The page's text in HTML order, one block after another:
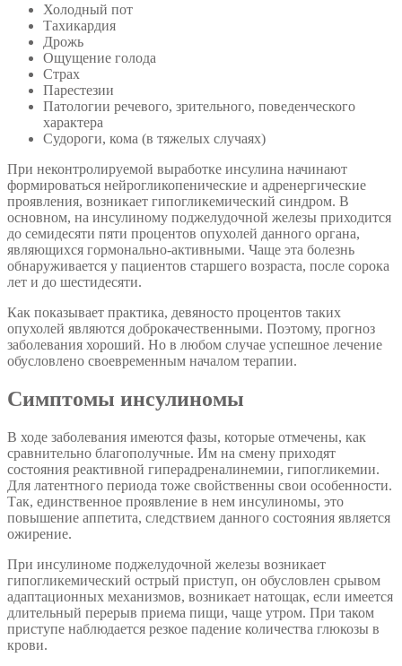
Холодный пот
Тахикардия
Дрожь
Ощущение голода
Страх
Парестезии
Патологии речевого, зрительного, поведенческого
характера
Судороги, кома (в тяжелых случаях)
При неконтролируемой выработке инсулина начинают
формироваться нейрогликопенические и адренергические
проявления, возникает гипогликемический синдром. В
основном, на инсулиному поджелудочной железы приходится
до семидесяти пяти процентов опухолей данного органа,
являющихся гормонально-активными. Чаще эта болезнь
обнаруживается у пациентов старшего возраста, после сорока
лет и до шестидесяти.
Как показывает практика, девяносто процентов таких
опухолей являются доброкачественными. Поэтому, прогноз
заболевания хороший. Но в любом случае успешное лечение
обусловлено своевременным началом терапии.
Симптомы инсулиномы
В ходе заболевания имеются фазы, которые отмечены, как
сравнительно благополучные. Им на смену приходят
состояния реактивной гиперадреналинемии, гипогликемии.
Для латентного периода тоже свойственны свои особенности.
Так, единственное проявление в нем инсулиномы, это
повышение аппетита, следствием данного состояния является
ожирение.
При инсулиноме поджелудочной железы возникает
гипогликемический острый приступ, он обусловлен срывом
адаптационных механизмов, возникает натощак, если имеется
длительный перерыв приема пищи, чаще утром. При таком
приступе наблюдается резкое падение количества глюкозы в
крови.